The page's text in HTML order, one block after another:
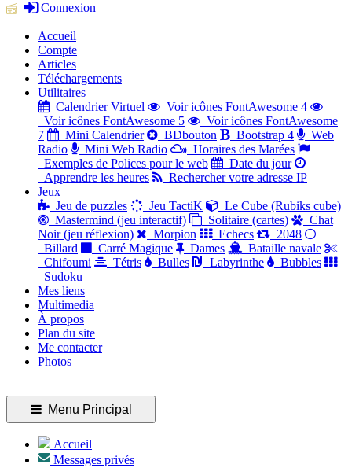
Connexion
Accueil
Compte
Articles
Téléchargements
Utilitaires
Calendrier Virtuel
Voir icônes FontAwesome 4
Voir icônes FontAwesome 5
Voir icônes FontAwesome
7
Mini Calendrier BDbouton Bootstrap 4
Web
Radio
Mini Web Radio
Horaires des Marées
Exemples de Polices pour le web
Date du jour
Apprendre les heures
Rechercher votre adresse IP
Jeux
Jeu de puzzles
Jeu TactiK
Le Cube (Rubiks cube)
Mastermind (jeu interactif)
Solitaire (cartes)
Chat
Noir (jeu réflexion)
Morpion Echecs
2048
Billard
Carré Magique Dames
Bataille navale
Chifoumi
Tétris Bulles Labyrinthe
Bubbles
Sudoku
Mes liens
Multimedia
À propos
Plan du site
Me contacter
Photos
Menu Principal
Accueil
Messages privés